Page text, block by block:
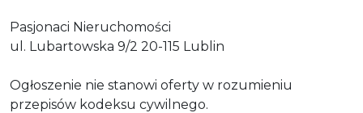
Pasjonaci Nieruchomości
ul. Lubartowska 9/2 20-115 Lublin
Ogłoszenie nie stanowi oferty w rozumieniu
przepisów kodeksu cywilnego.